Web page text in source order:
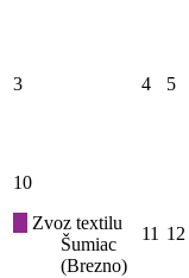
3 4 5
10
Zvoz textilu
Šumiac
(Brezno)
11 12